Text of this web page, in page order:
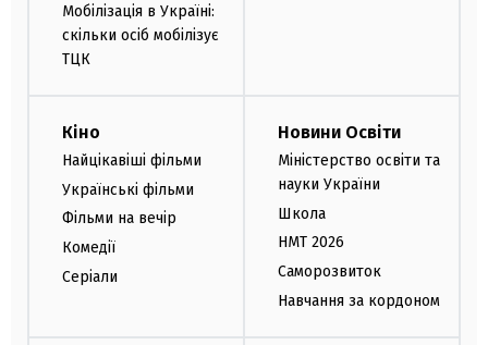
Мобілізація в Україні:
скільки осіб мобілізує
ТЦК
Кіно
Найцікавіші фільми
Українські фільми
Фільми на вечір
Комедії
Серіали
Новини Освіти
Міністерство освіти та
науки України
Школа
НМТ 2026
Саморозвиток
Навчання за кордоном